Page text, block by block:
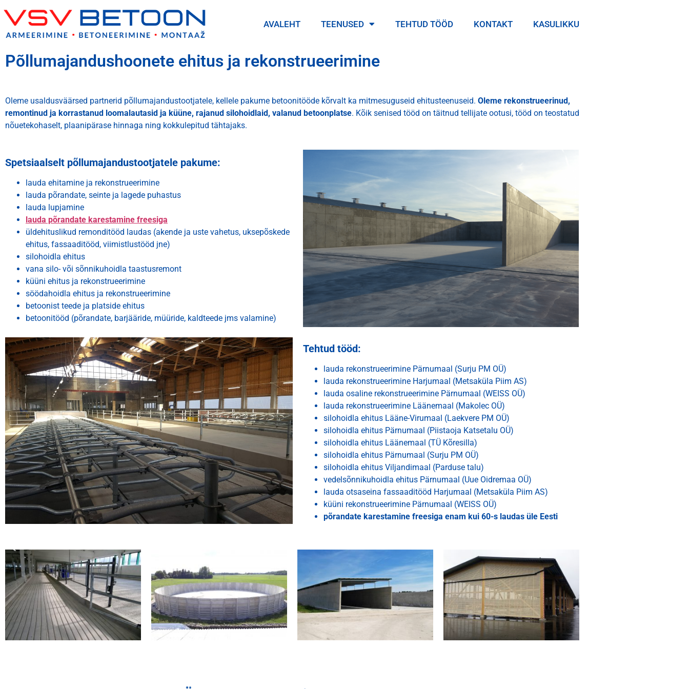
AVALEHT TEENUSED TEHTUD TÖÖD KONTAKT KASULIKKU
Põllumajandushoonete ehitus ja rekonstrueerimine
Oleme usaldusväärsed partnerid põllumajandustootjatele, kellele pakume betoonitööde kõrvalt ka mitmesuguseid ehitusteenuseid. Oleme rekonstrueerinud,
remontinud ja korrastanud loomalautasid ja küüne, rajanud silohoidlaid, valanud betoonplatse. Kõik senised tööd on täitnud tellijate ootusi, tööd on teostatud
nõuetekohaselt, plaanipärase hinnaga ning kokkulepitud tähtajaks.
Spetsiaalselt põllumajandustootjatele pakume:
lauda ehitamine ja rekonstrueerimine
lauda põrandate, seinte ja lagede puhastus
lauda lupjamine
lauda põrandate karestamine freesiga
üldehituslikud remonditööd laudas (akende ja uste vahetus, uksepõskede
ehitus, fassaaditööd, viimistlustööd jne)
silohoidla ehitus
vana silo- või sõnnikuhoidla taastusremont
küüni ehitus ja rekonstrueerimine
söödahoidla ehitus ja rekonstrueerimine
betoonist teede ja platside ehitus
betoonitööd (põrandate, barjääride, müüride, kaldteede jms valamine)
Tehtud tööd:
lauda rekonstrueerimine Pärnumaal (Surju PM OÜ)
lauda rekonstrueerimine Harjumaal (Metsaküla Piim AS)
lauda osaline rekonstrueerimine Pärnumaal (WEISS OÜ)
lauda rekonstrueerimine Läänemaal (Makolec OÜ)
silohoidla ehitus Lääne-Virumaal (Laekvere PM OÜ)
silohoidla ehitus Pärnumaal (Piistaoja Katsetalu OÜ)
silohoidla ehitus Läänemaal (TÜ Kõresilla)
silohoidla ehitus Pärnumaal (Surju PM OÜ)
silohoidla ehitus Viljandimaal (Parduse talu)
vedelsõnnikuhoidla ehitus Pärnumaal (Uue Oidremaa OÜ)
lauda otsaseina fassaaditööd Harjumaal (Metsaküla Piim AS)
küüni rekonstrueerimine Pärnumaal (WEISS OÜ)
põrandate karestamine freesiga enam kui 60-s laudas üle Eesti